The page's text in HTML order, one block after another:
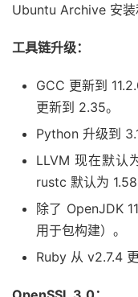
Ubuntu Archive 安装
工具链升级：
GCC 更新到
更新到 2.35。
Python 升级到
LLVM 现在默认
rustc 默认为 1.58
除了 OpenJDK
用于包构建）。
Ruby 从 v2.7.4